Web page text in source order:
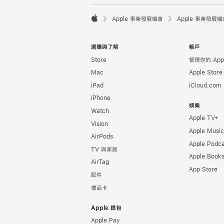

Apple 事業發展機會 Apple 事業發展機
選購與了解
Store
Mac
iPad
iPhone
Watch
Vision
AirPods
TV 與家居
AirTag
配件
禮品卡
Apple 銀包
Apple Pay
帳戶
管理你的
Apple Store
iCloud.com
娛樂
Apple TV+
Apple Music
Apple
Apple Books
App Store